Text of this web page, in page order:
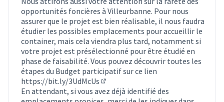
opportunités foncières à Villeurbanne. Pour nous
assurer que le projet est bien réalisable, il nous faudra
étudier les possibles emplacements pour accueillir le
container, mais cela viendra plus tard, notamment si
votre projet est présélectionné pour être étudié en
phase de faisabilité. Vous pouvez découvrir toutes les
étapes du Budget participatif sur ce lien
https://bit.ly/3UdMcUs
(Lien externe)
En attendant, si vous avez déjà identifié des